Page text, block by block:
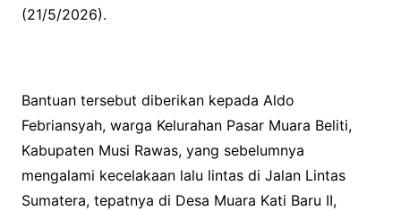
(21/5/2026).
Bantuan tersebut diberikan kepada Aldo
Febriansyah, warga Kelurahan Pasar Muara Beliti,
Kabupaten Musi Rawas, yang sebelumnya
mengalami kecelakaan lalu lintas di Jalan Lintas
Sumatera, tepatnya di Desa Muara Kati Baru II,